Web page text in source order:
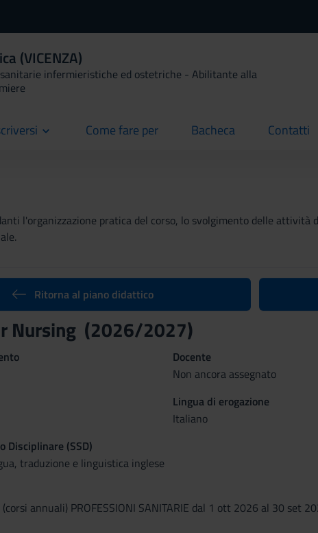
(VICENZA)
infermieristiche ed ostetriche - Abilitante alla
Come fare per
current Bacheca
current Contatti
current
l'organizzazione pratica del corso, lo svolgimento delle
Ritorna al piano didattico
Nursing (2026/2027)
Docente
Non ancora assegnato
Lingua di erogazione
Italiano
Disciplinare (SSD)
traduzione e linguistica inglese
annuali) PROFESSIONI SANITARIE dal 1 ott 2026 al 30 set